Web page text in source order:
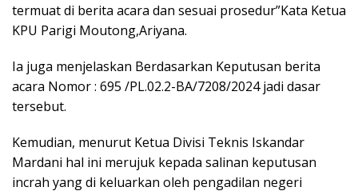
termuat di berita acara dan sesuai prosedur”Kata Ketua
KPU Parigi Moutong,Ariyana.
Ia juga menjelaskan Berdasarkan Keputusan berita
acara Nomor : 695 /PL.02.2-BA/7208/2024 jadi dasar
tersebut.
Kemudian, menurut Ketua Divisi Teknis Iskandar
Mardani hal ini merujuk kepada salinan keputusan
incrah yang di keluarkan oleh pengadilan negeri